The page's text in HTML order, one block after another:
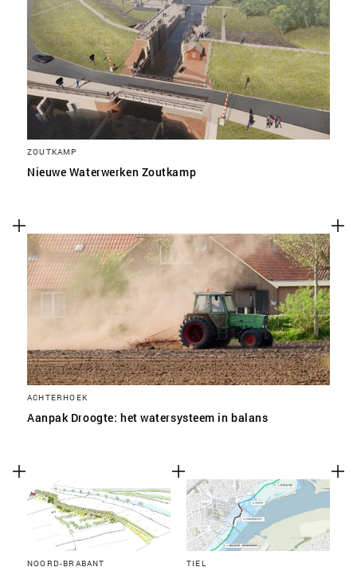
ZOUTKAMP
Nieuwe Waterwerken Zoutkamp
ACHTERHOEK
Aanpak Droogte: het watersysteem in balans
NOORD-BRABANT TIEL